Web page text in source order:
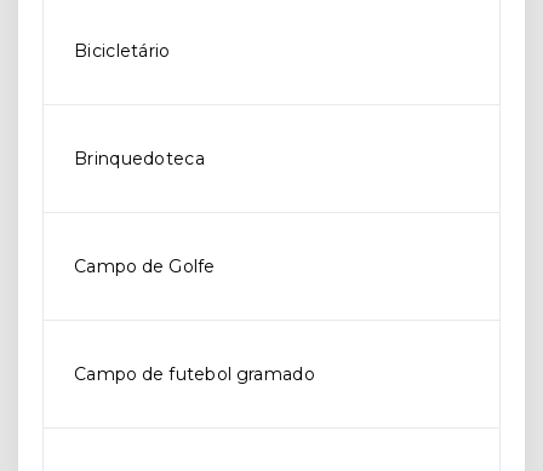
Bicicletário
Brinquedoteca
Campo de Golfe
Campo de futebol gramado